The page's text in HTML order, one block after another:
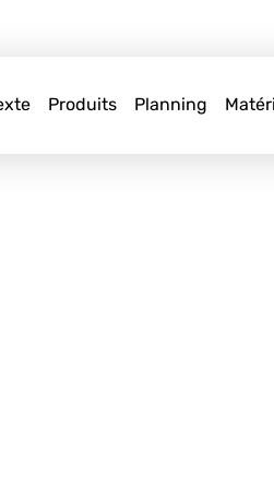
Produits Planning